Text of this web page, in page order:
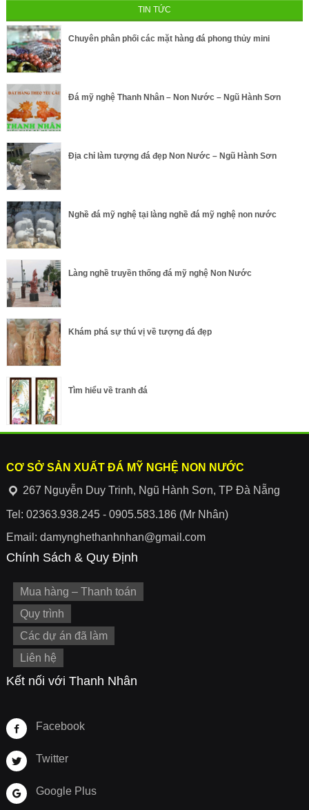
TIN TỨC
Chuyên phân phối các mặt hàng đá phong thủy mini
Đá mỹ nghệ Thanh Nhân – Non Nước – Ngũ Hành Sơn
Địa chỉ làm tượng đá đẹp Non Nước – Ngũ Hành Sơn
Nghề đá mỹ nghệ tại làng nghề đá mỹ nghệ non nước
Làng nghề truyền thống đá mỹ nghệ Non Nước
Khám phá sự thú vị về tượng đá đẹp
Tìm hiểu về tranh đá
CƠ SỞ SẢN XUẤT ĐÁ MỸ NGHỆ NON NƯỚC
267 Nguyễn Duy Trinh, Ngũ Hành Sơn, TP Đà Nẵng
Tel: 02363.938.245 - 0905.583.186 (Mr Nhân)
Email: damynghethanhnhan@gmail.com
Chính Sách & Quy Định
Mua hàng – Thanh toán
Quy trình
Các dự án đã làm
Liên hệ
Kết nối với Thanh Nhân
Facebook
Twitter
Google Plus